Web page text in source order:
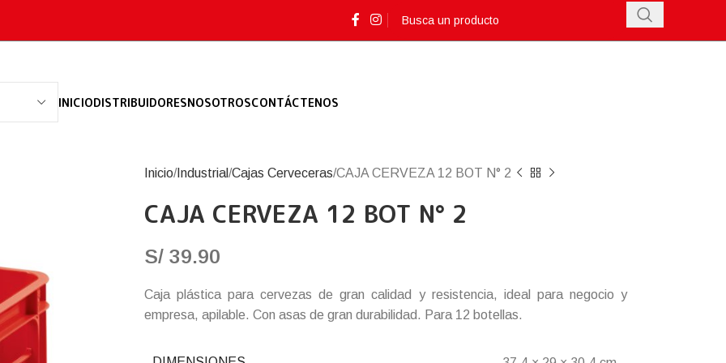
INICIODISTRIBUIDORESNOSOTROSCONTÁCTENOS
Inicio Industrial Cajas Cerveceras CAJA CERVEZA 12 BOT N° 2
CAJA CERVEZA 12 BOT N° 2
S/39.90
Caja plástica para cervezas de gran calidad y resistencia, ideal para negocio y
empresa, apilable. Con asas de gran durabilidad. Para 12 botellas.